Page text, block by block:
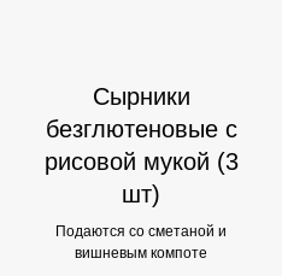
Сырники
безглютеновые с
рисовой мукой (3
шт)
Подаются со сметаной и
вишневым компоте